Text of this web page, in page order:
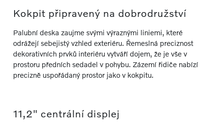
Kokpit připravený na dobrodružství
Palubní deska zaujme svými výraznými liniemi, které
odrážejí sebejistý vzhled exteriéru. Řemeslná preciznost
dekorativních prvků interiéru vytváří dojem, že je vše v
prostoru předních sedadel v pohybu. Zázemí řidiče nabízí
precizně uspořádaný prostor jako v kokpitu.
11,2" centrální displej